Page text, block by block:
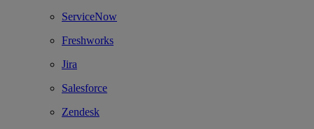
ServiceNow
Freshworks
Jira
Salesforce
Zendesk